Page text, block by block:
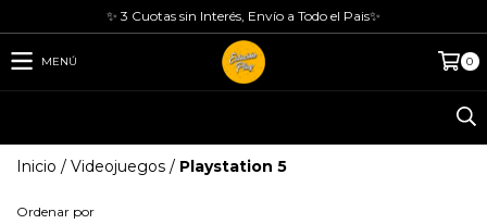
✨ 3 Cuotas sin Interés, Envío a Todo el Pais✨
MENÚ 0
Inicio / Videojuegos / Playstation 5
Ordenar por